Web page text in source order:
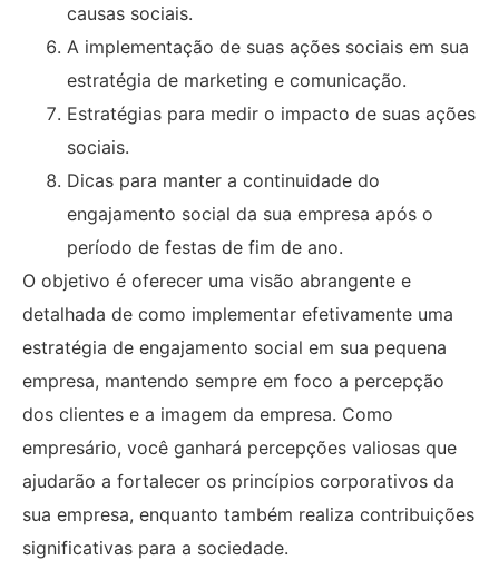
causas sociais.
A implementação de suas ações sociais em sua
estratégia de marketing e comunicação.
Estratégias para medir o impacto de suas ações
sociais.
Dicas para manter a continuidade do
engajamento social da sua empresa após o
período de festas de fim de ano.
O objetivo é oferecer uma visão abrangente e
detalhada de como implementar efetivamente uma
estratégia de engajamento social em sua pequena
empresa, mantendo sempre em foco a percepção
dos clientes e a imagem da empresa. Como
empresário, você ganhará percepções valiosas que
ajudarão a fortalecer os princípios corporativos da
sua empresa, enquanto também realiza contribuições
significativas para a sociedade.